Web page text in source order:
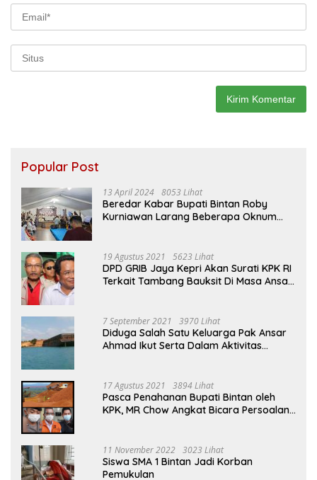
Popular Post
13 April 2024 8053 Lihat
Beredar Kabar Bupati Bintan Roby
Kurniawan Larang Beberapa Oknum
19 Agustus 2021 5623 Lihat
DPD GRIB Jaya Kepri Akan Surati KPK RI
Terkait Tambang Bauksit Di Masa Ansar
7 September 2021 3970 Lihat
Diduga Salah Satu Keluarga Pak Ansar
Ahmad Ikut Serta Dalam Aktivitas
17 Agustus 2021 3894 Lihat
Pasca Penahanan Bupati Bintan oleh
KPK, MR Chow Angkat Bicara Persoalan
11 November 2022 3023 Lihat
Siswa SMA 1 Bintan Jadi Korban
Pemukulan